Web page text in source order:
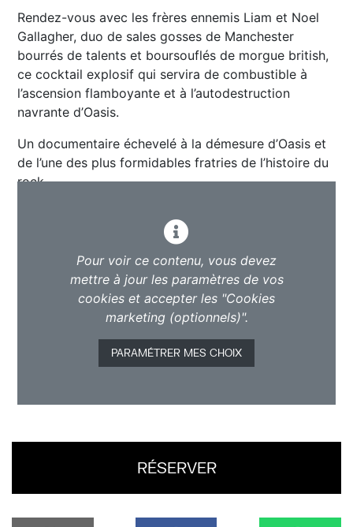
Rendez-vous avec les frères ennemis Liam et Noel
Gallagher, duo de sales gosses de Manchester
bourrés de talents et boursouflés de morgue british,
ce cocktail explosif qui servira de combustible à
l’ascension flamboyante et à l’autodestruction
navrante d’Oasis.
Un documentaire échevelé à la démesure d’Oasis et
de l’une des plus formidables fratries de l’histoire du
rock.
Pour voir ce contenu, vous devez
mettre à jour les paramètres de vos
cookies et accepter les "Cookies
marketing (optionnels)".
PARAMÉTRER MES CHOIX
RÉSERVER